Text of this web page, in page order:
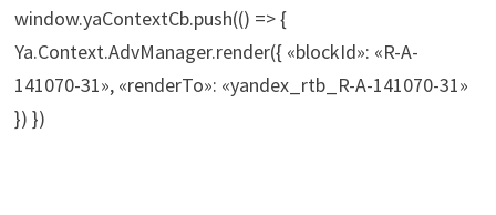
window.yaContextCb.push(() => {
Ya.Context.AdvManager.render({ «blockId»: «R-A-
141070-31», «renderTo»: «yandex_rtb_R-A-141070-31»
}) })